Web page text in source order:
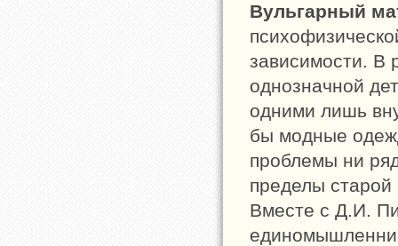
Вульгарный
зависимости. В
однозначной
одними лишь
бы модные
проблемы ни
пределы
Вместе с Д.И.